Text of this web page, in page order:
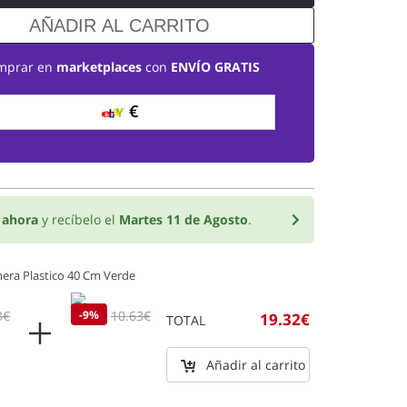
AÑADIR AL CARRITO
en marketplacescon ENVÍO GRATIS
€
ahora y recíbelo el Martes 11 de Agosto.
Plastico 40 Cm Verde
-9%
9.66€ 10.63€ TOTAL 19.32€
Añadir al carrito